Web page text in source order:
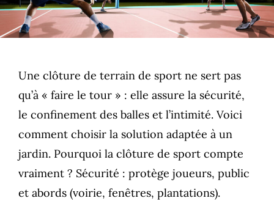
Une clôture de terrain de sport ne sert pas
qu’à « faire le tour » : elle assure la sécurité,
le confinement des balles et l’intimité. Voici
comment choisir la solution adaptée à un
jardin. Pourquoi la clôture de sport compte
vraiment ? Sécurité : protège joueurs, public
et abords (voirie, fenêtres, plantations).